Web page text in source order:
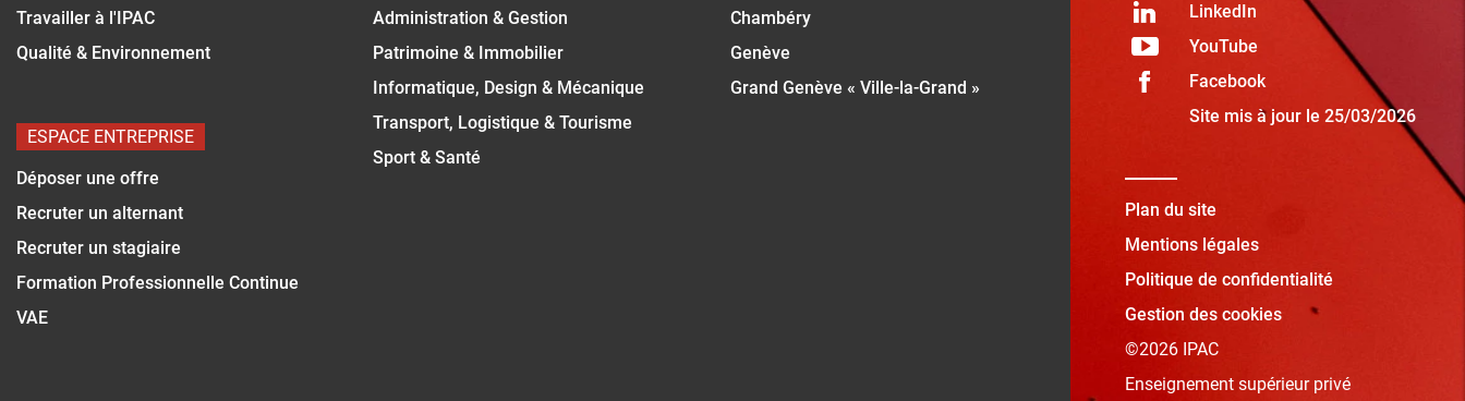
Travailler à l'IPAC
Qualité & Environnement
ESPACE ENTREPRISE
Déposer une offre
Recruter un alternant
Recruter un stagiaire
Formation Professionnelle Continue
VAE
Administration & Gestion
Patrimoine & Immobilier
Informatique, Design & Mécanique
Transport, Logistique & Tourisme
Sport & Santé
Chambéry
Genève
Grand Genève « Ville-la-Grand »
LinkedIn
YouTube
Facebook
Site mis à jour le 25/03/2026
Plan du site
Mentions légales
Politique de confidentialité
Gestion des cookies
©2026 IPAC
Enseignement supérieur privé